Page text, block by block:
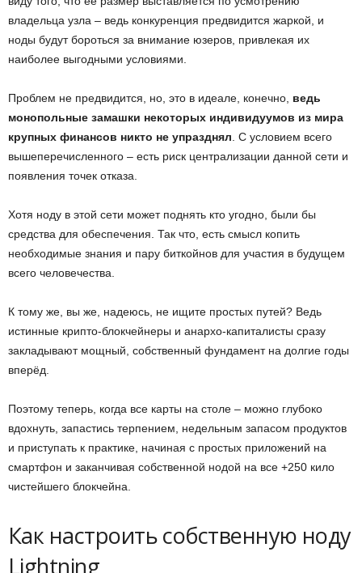
владельца узла – ведь конкуренция предвидится жаркой, и
ноды будут бороться за внимание юзеров, привлекая их
наиболее выгодными условиями.
Проблем не предвидится, но, это в идеале, конечно, ведь
монопольные замашки некоторых индивидуумов из мира
крупных финансов никто не упразднял. С условием всего
вышеперечисленного – есть риск централизации данной сети и
появления точек отказа.
Хотя ноду в этой сети может поднять кто угодно, были бы
средства для обеспечения. Так что, есть смысл копить
необходимые знания и пару биткойнов для участия в будущем
всего человечества.
К тому же, вы же, надеюсь, не ищите простых путей? Ведь
истинные крипто-блокчейнеры и анархо-капиталисты сразу
закладывают мощный, собственный фундамент на долгие годы
вперёд.
Поэтому теперь, когда все карты на столе – можно глубоко
вдохнуть, запастись терпением, недельным запасом продуктов
и приступать к практике, начиная с простых приложений на
смартфон и заканчивая собственной нодой на все +250 кило
чистейшего блокчейна.
Как настроить собственную ноду
Lightning